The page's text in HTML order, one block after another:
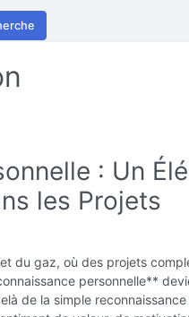
: Un
les Projets
du gaz, où des projets
personnelle**
de la simple